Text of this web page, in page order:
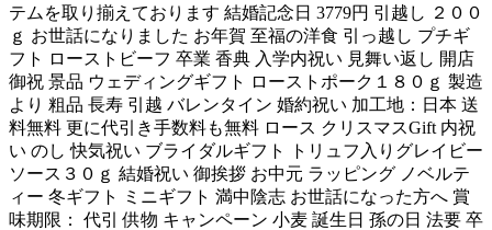
テムを取り揃えております 結婚記念日 3779円 引越し ２００
ｇ お世話になりました お年賀 至福の洋食 引っ越し プチギ
フト ローストビーフ 卒業 香典 入学内祝い 見舞い返し 開店
御祝 景品 ウェディングギフト ローストポーク１８０ｇ 製造
より 粗品 長寿 引越 バレンタイン 婚約祝い 加工地：日本 送
料無料 更に代引き手数料も無料 ロース クリスマスGift 内祝
い のし 快気祝い ブライダルギフト トリュフ入りグレイビー
ソース３０ｇ 結婚祝い 御挨拶 お中元 ラッピング ノベルテ
ィー 冬ギフト ミニギフト 満中陰志 お世話になった方へ 賞
味期限： 代引 供物 キャンペーン 小麦 誕生日 孫の日 法要 卒